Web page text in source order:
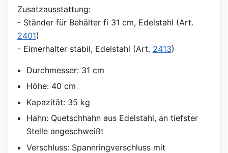
Zusatzausstattung:
- Ständer für Behälter fi 31 cm, Edelstahl (Art.
2401)
- Eimerhalter stabil, Edelstahl (Art. 2413)
Durchmesser: 31 cm
Höhe: 40 cm
Kapazität: 35 kg
Hahn: Quetschhahn aus Edelstahl, an tiefster
Stelle angeschweißt
Verschluss: Spannringverschluss mit